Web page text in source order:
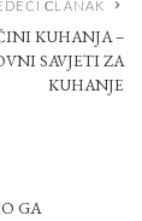
ČLANAK
KUHANJA –
SAVJETI ZA
KUHANJE
GA